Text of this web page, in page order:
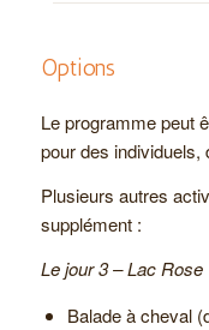
Options
Le programme peut
pour des
Plusieurs autres
supplément :
Le jour 3 – Lac Rose
Balade à cheval